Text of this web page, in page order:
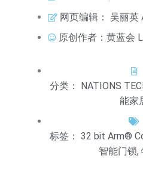
网页编辑： 吴丽英
原创作者：黄蓝会
分类： NATIONS
能家
标签： 32 bit Arm®
智能门锁,